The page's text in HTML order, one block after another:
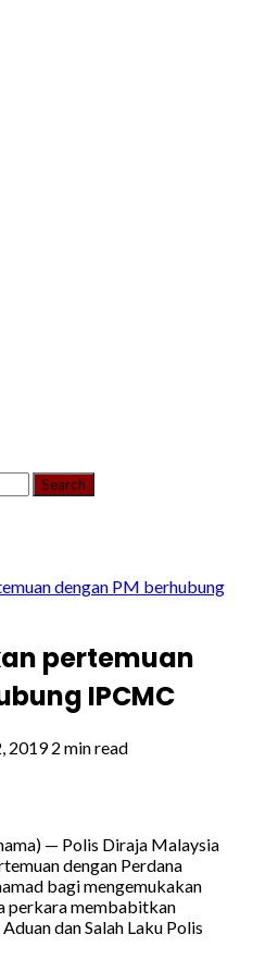
dengan PM berhubung
pertemuan
IPCMC
20192 min read
— Polis Diraja Malaysia
dengan Perdana
bagi mengemukakan
perkara membabitkan
dan Salah Laku Polis